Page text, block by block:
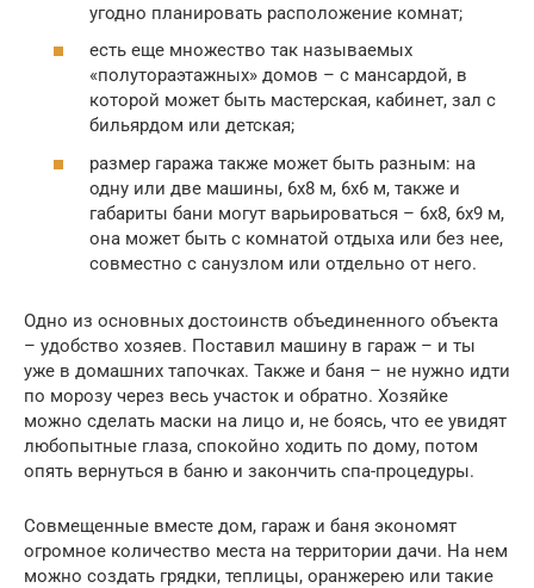
угодно планировать расположение комнат;
есть еще множество так называемых
«полутораэтажных» домов – с мансардой, в
которой может быть мастерская, кабинет, зал с
бильярдом или детская;
размер гаража также может быть разным: на
одну или две машины, 6х8 м, 6х6 м, также и
габариты бани могут варьироваться – 6х8, 6х9 м,
она может быть с комнатой отдыха или без нее,
совместно с санузлом или отдельно от него.
Одно из основных достоинств объединенного объекта
– удобство хозяев. Поставил машину в гараж – и ты
уже в домашних тапочках. Также и баня – не нужно идти
по морозу через весь участок и обратно. Хозяйке
можно сделать маски на лицо и, не боясь, что ее увидят
любопытные глаза, спокойно ходить по дому, потом
опять вернуться в баню и закончить спа-процедуры.
Совмещенные вместе дом, гараж и баня экономят
огромное количество места на территории дачи. На нем
можно создать грядки, теплицы, оранжерею или такие